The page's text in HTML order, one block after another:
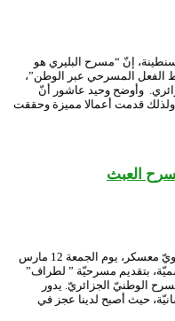
إنّ “مسرح البليري هو
الفعل المسرحي عبر الوطن”،
وأوضح وحيد عاشور أنّ
ولذلك قدمت أعمالا مميزة وحققت
العبث
افتتحت فرقة الجيل الرّابع التّابعة للمسرح الجهويّ معسكر، يوم الجمعة 12 مارس
بتقديم مسرحيّة ” لطراف”
الوطنيّ الجزائريّ. يدور
حيث أصبح لدينا عجز في